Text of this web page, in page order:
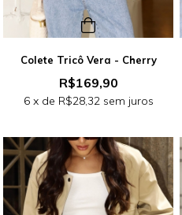
Colete Tricô Vera - Cherry
R$169,90
6x de R$28,32sem juros